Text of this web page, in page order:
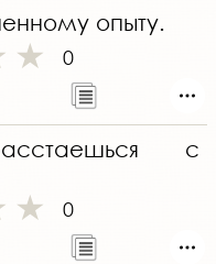
опыту.
0
с
0